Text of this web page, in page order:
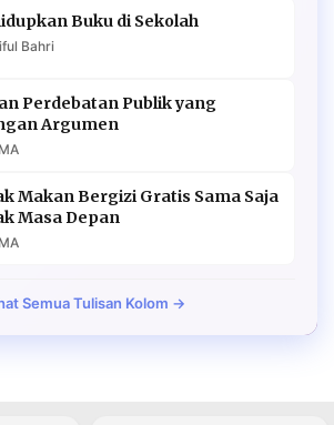
Buku di Sekolah
Bahri
Perdebatan Publik yang
Argumen
Makan Bergizi Gratis Sama Saja
Masa Depan
Semua Tulisan Kolom →